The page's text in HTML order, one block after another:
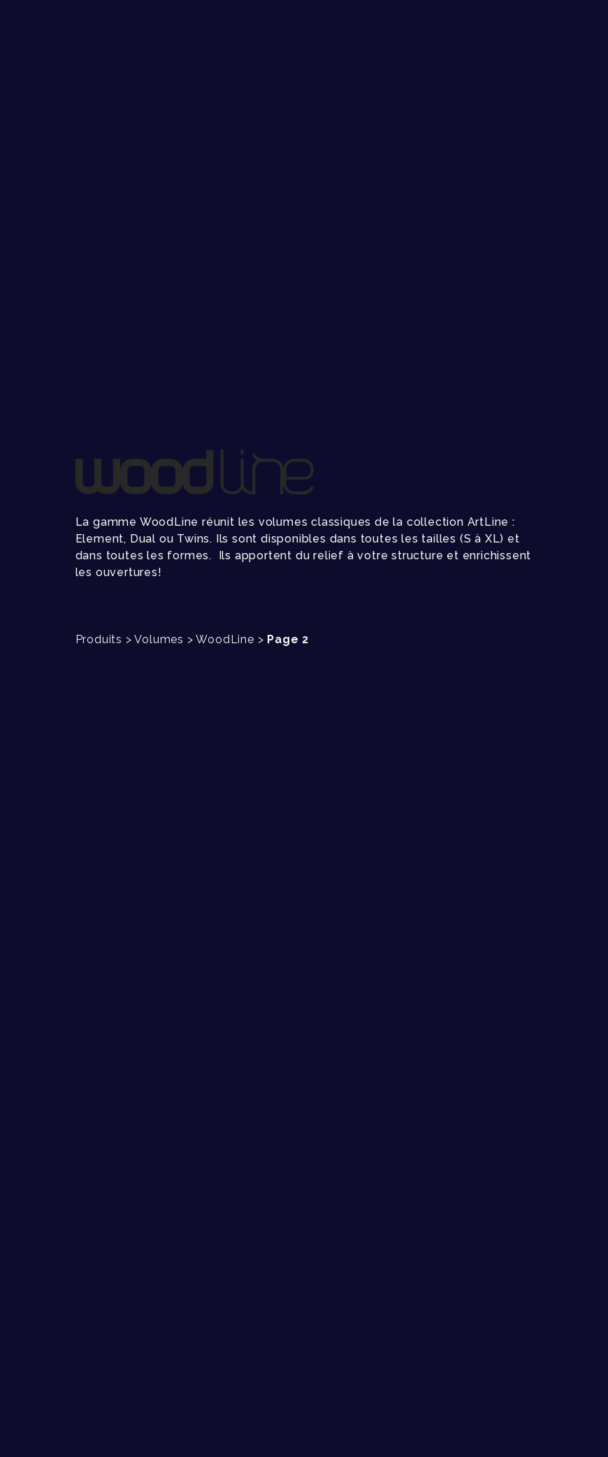
La gamme WoodLine réunit les volumes classiques de la collection ArtLine :
Element, Dual ou Twins. Ils sont disponibles dans toutes les tailles (S à XL) et
dans toutes les formes. Ils apportent du relief à votre structure et enrichissent
les ouvertures!
Produits >Volumes >WoodLine > Page 2